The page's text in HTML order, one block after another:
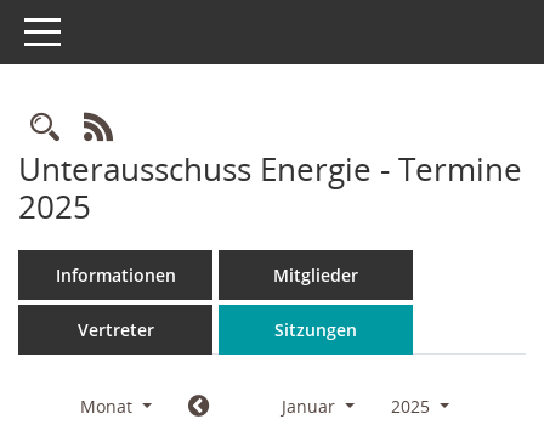
Toggle navigation
Rechercheauswahl
RSS-Feed
Unterausschuss Energie - Termine
2025
Informationen Mitglieder
Vertreter Sitzungen
Monat Januar
2025